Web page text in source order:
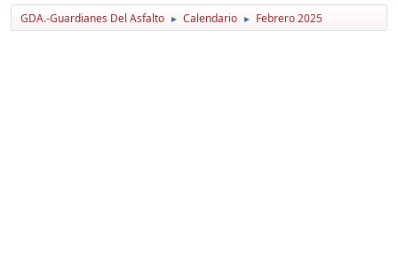
GDA.-Guardianes Del Asfalto ► Calendario ► Febrero 2025